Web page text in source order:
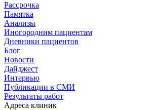
Рассрочка
Памятка
Анализы
Иногородним пациентам
Дневники пациентов
Блог
Новости
Дайджест
Интервью
Публикации в СМИ
Результаты работ
Адреса клиник